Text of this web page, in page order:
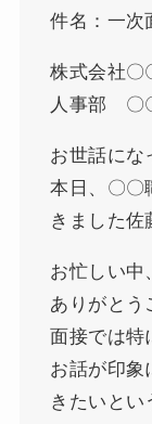
件名：一次
株式会社
人事部 〇
お世話にな
本日、〇〇
きました佐
お忙しい中
ありがとう
面接では特
お話が印象
きたいとい